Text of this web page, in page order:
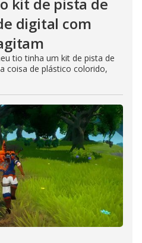
digital com
tio tinha um kit de pista de
coisa de plástico colorido,